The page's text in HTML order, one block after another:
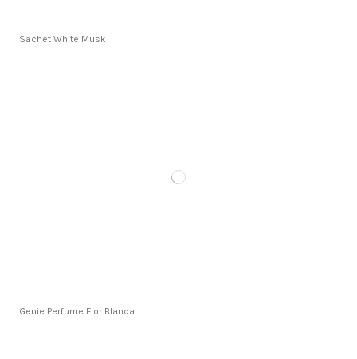
Sachet White Musk
Genie Perfume Flor Blanca